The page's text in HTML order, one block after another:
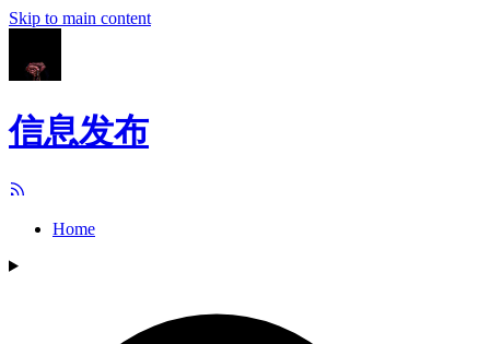
Skip to main content
信息发布
Home